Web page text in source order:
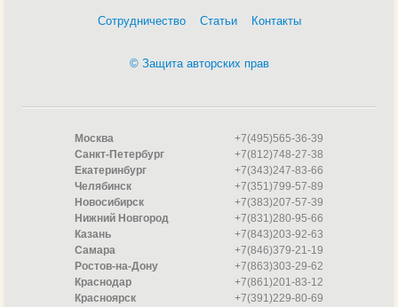
ПылесосыСотрудничество Статьи Контакты
© Защита авторских прав
Москва
+7(495)565-36-39
Санкт-Петербург
+7(812)748-27-38
Екатеринбург
+7(343)247-83-66
Челябинск
+7(351)799-57-89
Новосибирск
+7(383)207-57-39
Нижний Новгород
+7(831)280-95-66
Казань
+7(843)203-92-63
Самара
+7(846)379-21-19
Ростов-на-Дону
+7(863)303-29-62
Краснодар
+7(861)201-83-12
Красноярск
+7(391)229-80-69